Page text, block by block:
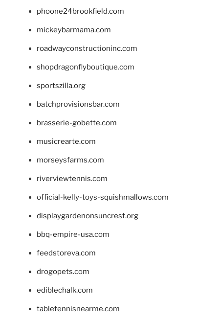
phoone24brookfield.com
mickeybarmama.com
roadwayconstructioninc.com
shopdragonflyboutique.com
sportszilla.org
batchprovisionsbar.com
brasserie-gobette.com
musicrearte.com
morseysfarms.com
riverviewtennis.com
official-kelly-toys-squishmallows.com
displaygardenonsuncrest.org
bbq-empire-usa.com
feedstoreva.com
drogopets.com
ediblechalk.com
tabletennisnearme.com